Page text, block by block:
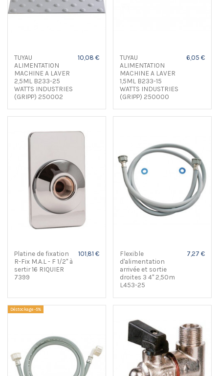
TUYAU
ALIMENTATION
MACHINE A LAVER
2,5ML B233-25
WATTS INDUSTRIES
(GRIPP) 250002
10,08 €
TUYAU
ALIMENTATION
MACHINE A LAVER
1,5ML B233-15
WATTS INDUSTRIES
(GRIPP) 250000
6,05 €
Platine de fixation
R-Fix M.A.L - F 1/2" à
sertir 16 RIQUIER
7399
101,81 €
Flexible
d'alimentation
arrivée et sortie
droites 3 4" 2,50m
L453-25
7,27 €
Déstockage -5%